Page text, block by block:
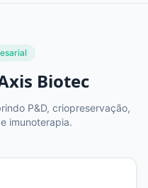
Biotec
P&D, criopreservação,
imunoterapia.